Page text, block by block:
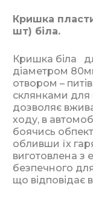
Кришка
шт) біла.
Кришка біла
діаметром
отвором –
склянками для
дозволяє
ходу, в
боячись
обливши їх
виготовлена ​​з
безпечного
що відповідає